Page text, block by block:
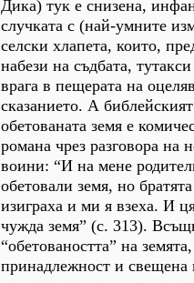
Дика) тук е снизена,
случката с (най-умните
селски хлапета, които,
набези на съдбата,
врага в пещерата на
сказанието. А
обетованата земя е
романа чрез разговора на
воини: “И на мене
обетовали земя, но
изиграха и ми я взеха. И
чужда земя” (с. 313).
“обетоваността” на
принадлежност и свещена